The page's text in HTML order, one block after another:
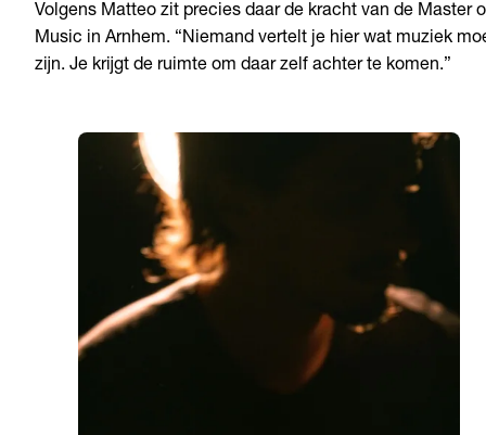
Volgens Matteo zit precies daar de kracht van de Master
Music in Arnhem. “Niemand vertelt je hier wat muziek
zijn. Je krijgt de ruimte om daar zelf achter te komen.”